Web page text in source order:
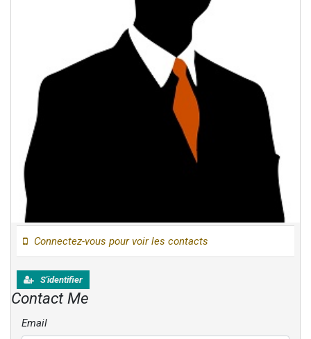
Connectez-vous pour voir les contacts
S'identifier
Contact Me
Email